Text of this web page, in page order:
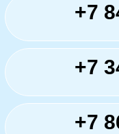
+7
+7
+7